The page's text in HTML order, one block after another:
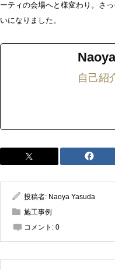
ーティの会場へと様変わり。さ
いになりました。
自己紹
投稿者: Naoya Yasuda
施工事例
コメント: 0